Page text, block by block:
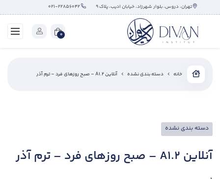
تهران، دروس، بلوار شهرزاد، خیابان ادیب، پلاک ۹
0
خانه دسته بندی نشده آنلاین A1.2 – صبح روزهای فرد – ترم آذر
دسته بندی نشده
آنلاین A1.2 – صبح روزهای فرد – ترم آذر